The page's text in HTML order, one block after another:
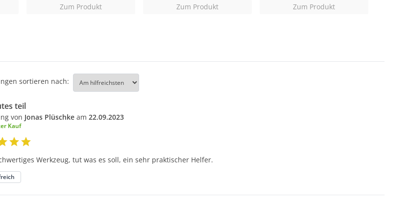
Zum Produkt Zum Produkt Zum Produkt
sortieren nach:
teil
von Jonas Plüschke am 22.09.2023
Kauf
Werkzeug, tut was es soll, ein sehr praktischer Helfer.